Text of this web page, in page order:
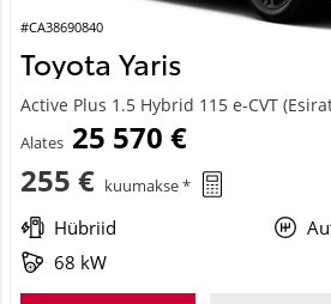
#CA38690840
Toyota Yaris
Active Plus 1.5 Hybrid 115 e-CVT
Alates 25 570 €
255 € kuumakse *
Hübriid
68 kW